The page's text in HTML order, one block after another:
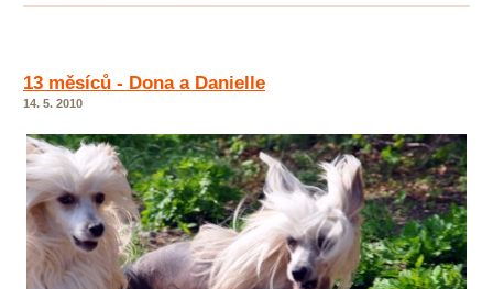
13 měsíců - Dona a Danielle
14. 5. 2010